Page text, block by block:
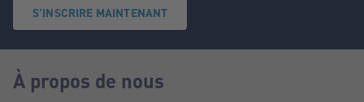
S'INSCRIRE MAINTENANT
À propos de nous